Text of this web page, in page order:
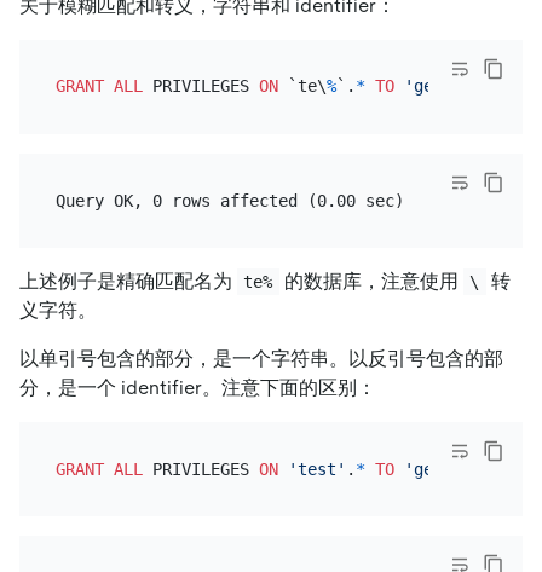
关于模糊匹配和转义，字符串和 identifier：
GRANT ALL PRIVILEGES ON `te\%`. * TO 'genius' @
上述例子是精确匹配名为 te% 的数据库，注意使用 \
转
义字符。
以单引号包含的部分，是一个字符串。以反引号包含的部
分，是一个 identifier。注意下面的区别：
GRANT ALL PRIVILEGES ON 'test' . * TO 'genius'